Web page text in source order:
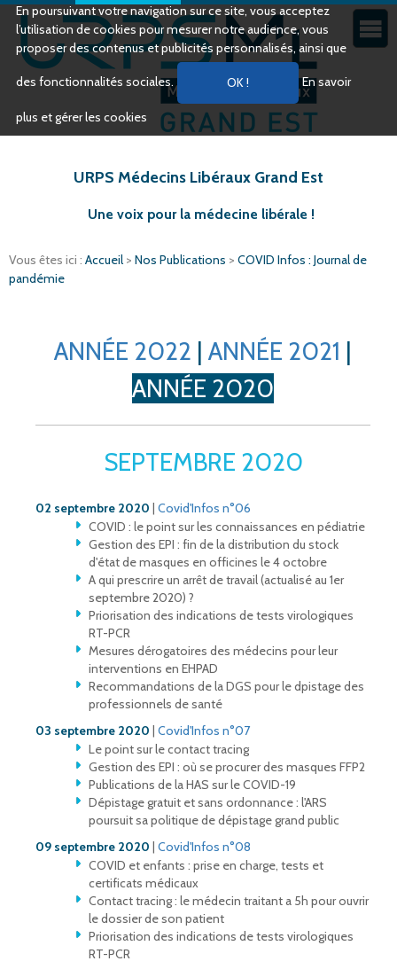
En poursuivant votre navigation sur ce site, vous acceptez
l’utilisation de cookies pour mesurer notre audience, vous
proposer des contenus et publicités personnalisés, ainsi que
des fonctionnalités sociales. En savoir
plus et gérer les cookies
URPS Médecins Libéraux Grand Est
Une voix pour la médecine libérale !
Vous êtes ici : Accueil > Nos Publications > COVID Infos : Journal de
pandémie
ANNÉE 2022 | ANNÉE 2021 |
ANNÉE 2020
SEPTEMBRE 2020
02 septembre 2020 | Covid'Infos n°06
COVID : le point sur les connaissances en pédiatrie
Gestion des EPI : fin de la distribution du stock
d'état de masques en officines le 4 octobre
A qui prescrire un arrêt de travail (actualisé au 1er
septembre 2020) ?
Priorisation des indications de tests virologiques
RT-PCR
Mesures dérogatoires des médecins pour leur
interventions en EHPAD
Recommandations de la DGS pour le dpistage des
professionnels de santé
03 septembre 2020 | Covid'Infos n°07
Le point sur le contact tracing
Gestion des EPI : où se procurer des masques FFP2
Publications de la HAS sur le COVID-19
Dépistage gratuit et sans ordonnance : l'ARS
poursuit sa politique de dépistage grand public
09 septembre 2020 | Covid'Infos n°08
COVID et enfants : prise en charge, tests et
certificats médicaux
Contact tracing : le médecin traitant a 5h pour ouvrir
le dossier de son patient
Priorisation des indications de tests virologiques
RT-PCR